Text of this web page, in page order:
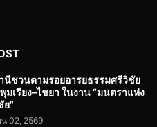
นีชวนตามรอยอารยธรรมศรีวิชัย
เรียง–ไชยา ในงาน “มนตราแห่ง
”
02, 2569